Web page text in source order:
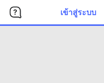
เข้าสู่ระบบ